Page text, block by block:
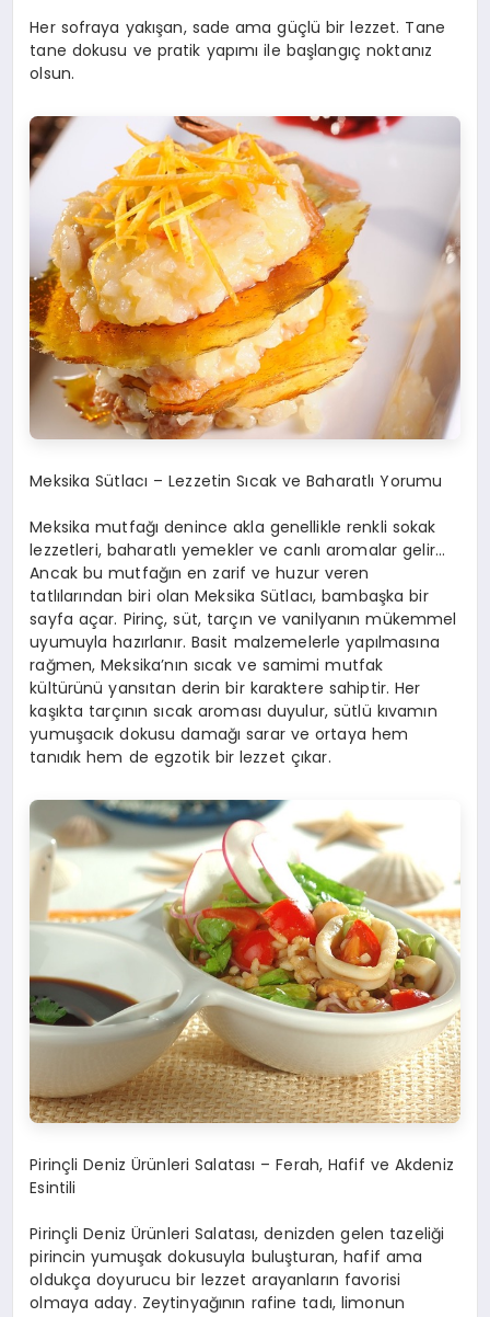
Her sofraya yakışan, sade ama güçlü bir lezzet. Tane
tane dokusu ve pratik yapımı ile başlangıç noktanız
olsun.
Meksika Sütlacı – Lezzetin Sıcak ve Baharatlı Yorumu
Meksika mutfağı denince akla genellikle renkli sokak
lezzetleri, baharatlı yemekler ve canlı aromalar gelir…
Ancak bu mutfağın en zarif ve huzur veren
tatlılarından biri olanMeksika Sütlacı, bambaşka bir
sayfa açar. Pirinç, süt, tarçın ve vanilyanın mükemmel
uyumuyla hazırlanır. Basit malzemelerle yapılmasına
rağmen, Meksika’nın sıcak ve samimi mutfak
kültürünü yansıtan derin bir karaktere sahiptir. Her
kaşıkta tarçının sıcak aroması duyulur, sütlü kıvamın
yumuşacık dokusu damağı sarar ve ortaya hem
tanıdık hem de egzotik bir lezzet çıkar.
Pirinçli Deniz Ürünleri Salatası – Ferah, Hafif ve Akdeniz
Esintili
Pirinçli Deniz Ürünleri Salatası, denizden gelen tazeliği
pirincin yumuşak dokusuyla buluşturan, hafif ama
oldukça doyurucu bir lezzet arayanların favorisi
olmaya aday. Zeytinyağının rafine tadı, limonun